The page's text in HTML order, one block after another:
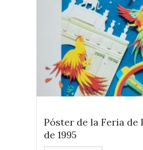
Póster de la Feria de
de 1995